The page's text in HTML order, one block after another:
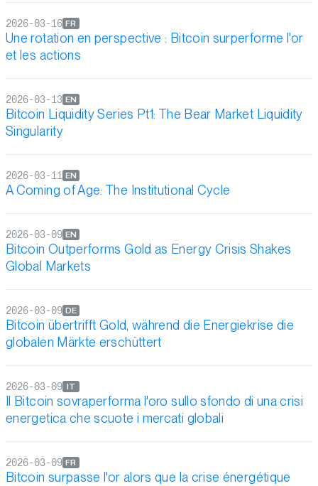
Une rotation en perspective : Bitcoin surperforme l'or
et les actions
FR
2026-03-16
Bitcoin Liquidity Series Pt1: The Bear Market Liquidity
Singularity
EN
2026-03-13
A Coming of Age: The Institutional Cycle
EN
2026-03-11
Bitcoin Outperforms Gold as Energy Crisis Shakes
Global Markets
EN
2026-03-09
Bitcoin übertrifft Gold, während die Energiekrise die
globalen Märkte erschüttert
DE
2026-03-09
Il Bitcoin sovraperforma l'oro sullo sfondo di una crisi
energetica che scuote i mercati globali
IT
2026-03-09
Bitcoin surpasse l'or alors que la crise énergétique
FR
2026-03-09